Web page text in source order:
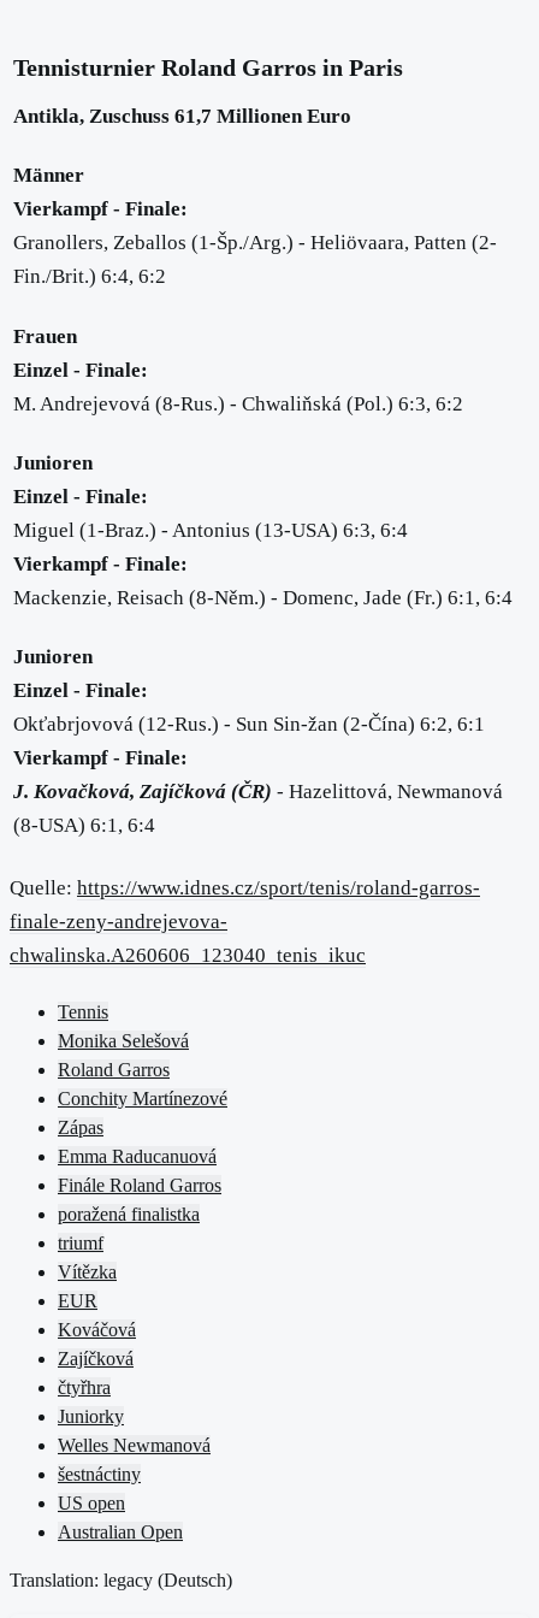
Tennisturnier Roland Garros in Paris
Antikla, Zuschuss 61,7 Millionen Euro
Männer
Vierkampf - Finale:
Granollers, Zeballos (1-Šp./Arg.) - Heliövaara, Patten (2-
Fin./Brit.) 6:4, 6:2
Frauen
Einzel - Finale:
M. Andrejevová (8-Rus.) - Chwaliňská (Pol.) 6:3, 6:2
Junioren
Einzel - Finale:
Miguel (1-Braz.) - Antonius (13-USA) 6:3, 6:4
Vierkampf - Finale:
Mackenzie, Reisach (8-Něm.) - Domenc, Jade (Fr.) 6:1, 6:4
Junioren
Einzel - Finale:
Okťabrjovová (12-Rus.) - Sun Sin-žan (2-Čína) 6:2, 6:1
Vierkampf - Finale:
J. Kovačková, Zajíčková (ČR) - Hazelittová, Newmanová
(8-USA) 6:1, 6:4
Quelle: https://www.idnes.cz/sport/tenis/roland-garros-
finale-zeny-andrejevova-
chwalinska.A260606_123040_tenis_ikuc
Tennis
Monika Selešová
Roland Garros
Conchity Martínezové
Zápas
Emma Raducanuová
Finále Roland Garros
poražená finalistka
triumf
Vítězka
EUR
Kováčová
Zajíčková
čtyřhra
Juniorky
Welles Newmanová
šestnáctiny
US open
Australian Open
Translation: legacy (Deutsch)